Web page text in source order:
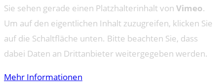
Sie sehen gerade einen Platzhalterinhalt von Vimeo.
Um auf den eigentlichen Inhalt zuzugreifen, klicken Sie
auf die Schaltfläche unten. Bitte beachten Sie, dass
dabei Daten an Drittanbieter weitergegeben werden.
Mehr Informationen